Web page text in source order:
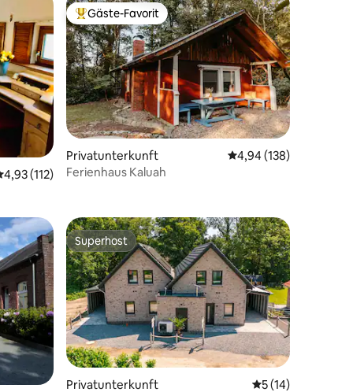
Bewertungen
Bewertung: 4,93 von 5, 112 Bewertungen
4,93 (112)
Beliebter Gäste-Favorit.
Gäste-Favorit
Privatunterkunft Durchschnittliche
4,94 (138)
Ferienhaus Kaluah
Bewertungen
Superhost
Superhost
Privatunterkunft Durchschnittliche
5 (14)